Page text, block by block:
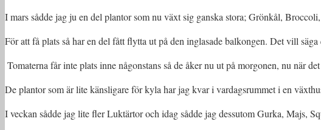
I mars sådde jag ju en del plantor som nu växt sig ganska stora; Grönkål,
För att få plats så har en del fått flytta ut på den inglasade balkongen. Det vill
Tomaterna får inte plats inne någonstans så de åker nu ut på morgonen, nu när
De plantor som är lite känsligare för kyla har jag kvar i vardagsrummet i en
I veckan sådde jag lite fler Luktärtor och idag sådde jag dessutom Gurka, Majs,